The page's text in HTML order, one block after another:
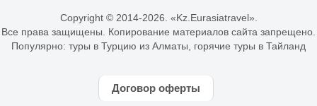
Copyright © 2014-2026. «Kz.Eurasiatravel».
Все права защищены. Копирование материалов сайта запрещено.
Популярно: туры в Турцию из Алматы горячие туры в Тайланд
Договор оферты